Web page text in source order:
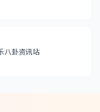
八卦资讯站